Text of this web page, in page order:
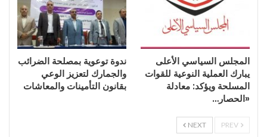
المجلس السياسي الأعلى
يبارك العملية النوعية للقوات
المسلحة ويؤكد: معادلة
«الحصار…
ندوة توعوية بمصلحة الضرائب
والجمارك لتعزيز الوعي
بقانون التأمينات والمعاشات
NEXT